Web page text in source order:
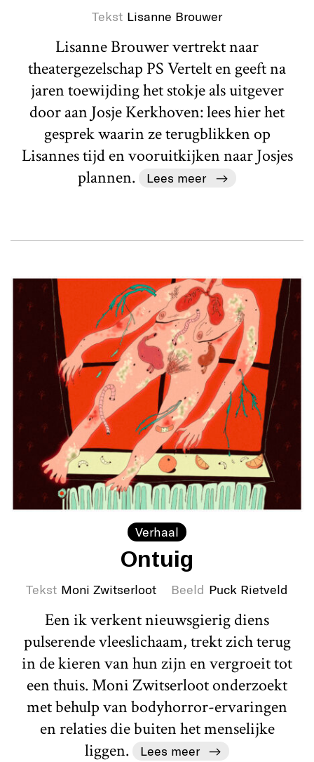
Tekst Lisanne Brouwer
Lisanne Brouwer vertrekt naar
theatergezelschap PS Vertelt en geeft na
jaren toewijding het stokje als uitgever
door aan Josje Kerkhoven: lees hier het
gesprek waarin ze terugblikken op
Lisannes tijd en vooruitkijken naar Josjes
plannen.
Lees meer
Verhaal
Ontuig
Tekst Moni Zwitserloot Beeld Puck Rietveld
Een ik verkent nieuwsgierig diens
pulserende vleeslichaam, trekt zich terug
in de kieren van hun zijn en vergroeit tot
een thuis. Moni Zwitserloot onderzoekt
met behulp van bodyhorror-ervaringen
en relaties die buiten het menselijke
liggen.
Lees meer